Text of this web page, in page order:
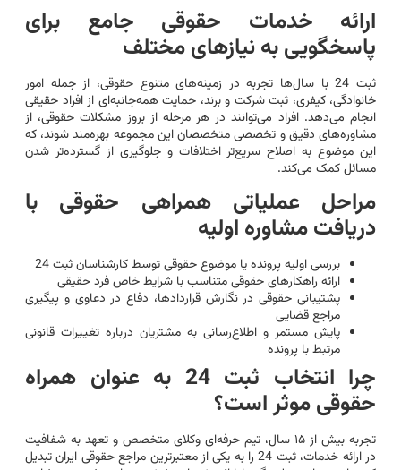
ارائه خدمات حقوقی جامع برای
پاسخگویی به نیازهای مختلف
ثبت 24 با سال‌ها تجربه در زمینه‌های متنوع حقوقی، از جمله امور
خانوادگی، کیفری، ثبت شرکت و برند، حمایت همه‌جانبه‌ای از افراد حقیقی
انجام می‌دهد. افراد می‌توانند در هر مرحله از بروز مشکلات حقوقی، از
مشاوره‌های دقیق و تخصصی متخصصان این مجموعه بهره‌مند شوند، که
این موضوع به اصلاح سریع‌تر اختلافات و جلوگیری از گسترده‌تر شدن
مسائل کمک می‌کند.
مراحل عملیاتی همراهی حقوقی با
دریافت مشاوره اولیه
بررسی اولیه پرونده یا موضوع حقوقی توسط کارشناسان ثبت 24
ارائه راهکارهای حقوقی متناسب با شرایط خاص فرد حقیقی
پشتیبانی حقوقی در نگارش قراردادها، دفاع در دعاوی و پیگیری
مراجع قضایی
پایش مستمر و اطلاع‌رسانی به مشتریان درباره تغییرات قانونی
مرتبط با پرونده
چرا انتخاب ثبت 24 به عنوان همراه
حقوقی موثر است؟
تجربه بیش از ۱۵ سال، تیم حرفه‌ای وکلای متخصص و تعهد به شفافیت
در ارائه خدمات، ثبت 24 را به یکی از معتبرترین مراجع حقوقی ایران تبدیل